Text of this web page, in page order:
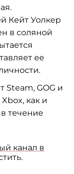
Кейт Уолкер
в соляной
ее
Steam, GOG и
как и
в течение
канал в